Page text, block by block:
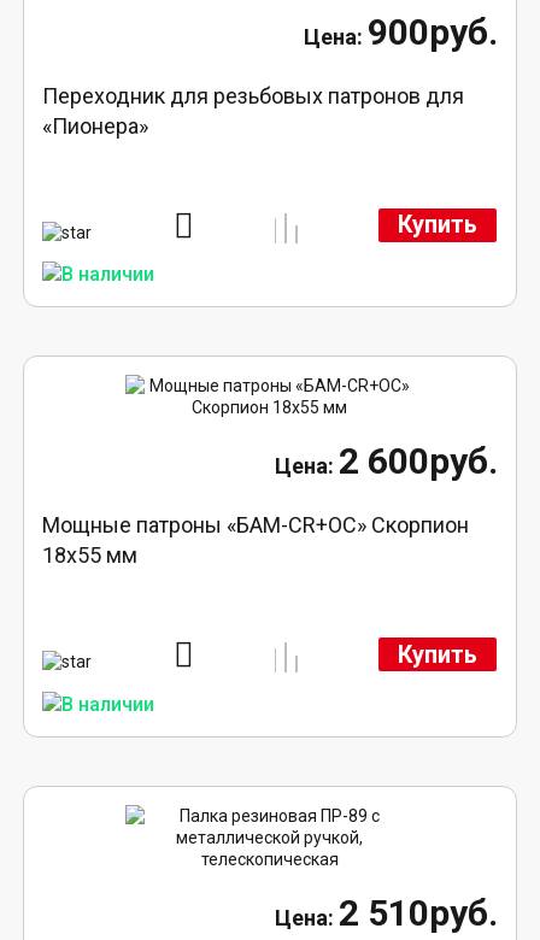
900руб.
Переходник для резьбовых патронов для
«Пионера»
Купить
2 600руб.
Мощные патроны «БАМ-CR+ОС» Скорпион
18х55 мм
Купить
2 510руб.